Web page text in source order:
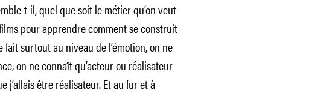
t-il, quel que soit le métier qu’on veut
pour apprendre comment se construit
surtout au niveau de l’émotion, on ne
on ne connaît qu’acteur ou réalisateur
j’allais être réalisateur. Et au fur et à